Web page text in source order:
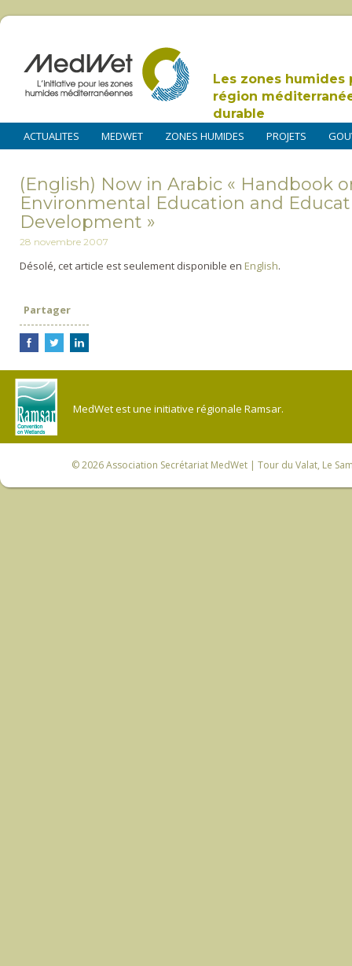
Les zones humides
région
durable
ACTUALITES MEDWET ZONES HUMIDES PROJETS
(English) Now in Arabic « Handbook
Environmental Education and
Development »
28 novembre 2007
Désolé, cet article est seulement disponible en English.
Partager
MedWet est une initiative régionale Ramsar.
© 2026Association Secrétariat MedWet | Tour du Valat, Le